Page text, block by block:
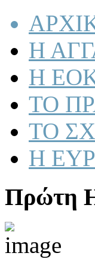
Η
Η
ΤΟ
ΤΟ
Η
Πρώτη